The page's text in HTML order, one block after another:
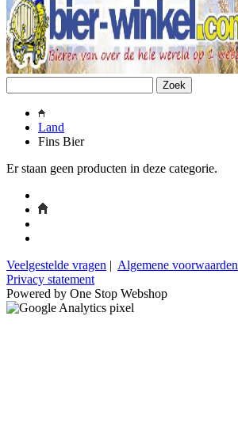
Land
Fins Bier
Er staan geen producten in deze categorie.
Veelgestelde vragen | Algemene voorwaarden
Privacy statement
Powered by One Stop Webshop